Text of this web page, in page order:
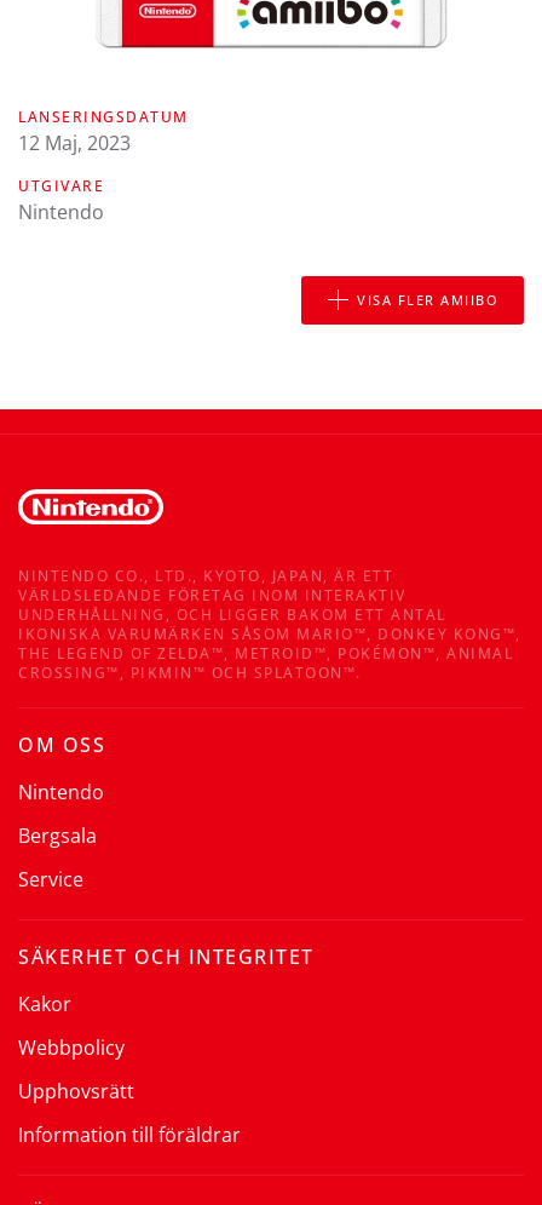
LANSERINGSDATUM
12 Maj, 2023
UTGIVARE
Nintendo
VISA FLER AMIIBO
NINTENDO CO., LTD., KYOTO, JAPAN, ÄR ETT
VÄRLDSLEDANDE FÖRETAG INOM INTERAKTIV
UNDERHÅLLNING, OCH LIGGER BAKOM ETT ANTAL
IKONISKA VARUMÄRKEN SÅSOM MARIO™, DONKEY KONG™,
THE LEGEND OF ZELDA™, METROID™, POKÉMON™, ANIMAL
CROSSING™, PIKMIN™ OCH SPLATOON™.
OM OSS
Nintendo
Bergsala
Service
SÄKERHET OCH INTEGRITET
Kakor
Webbpolicy
Upphovsrätt
Information till föräldrar